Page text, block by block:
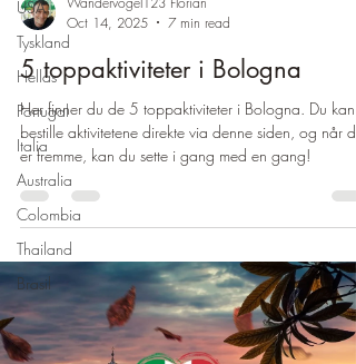
USA
Tyskland
Hellas
Portugal
Italia
Australia
Colombia
Thailand
Brasil
Oct 14, 2025
7 min read
5 toppaktiviteter i Bologna
Her finner du de 5 toppaktiviteter i Bologna. Du kan
bestille aktivitetene direkte via denne siden, og når du
er fremme, kan du sette i gang med en gang!